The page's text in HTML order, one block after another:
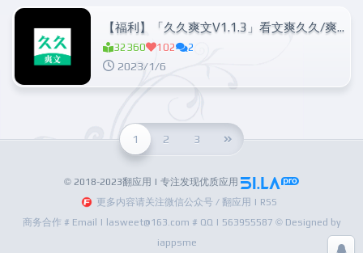
【福利】「久久爽文V1.1.3」看文爽久久/爽翻老司机！
32360 102 2
2023/1/6
1 2 3
© 2018-2023翻应用 | 专注发现优质应用
更多内容请关注微信公众号 / 翻应用 | RSS
商务合作 # Email | lasweet@163.com # QQ | 563955587 © Designed by
iappsme